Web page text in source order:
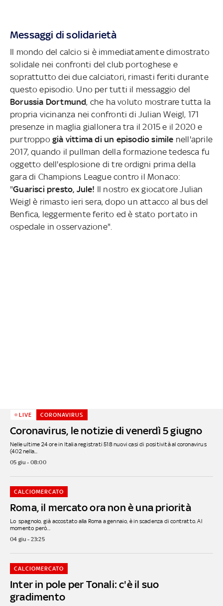
Messaggi di solidarietà
Il mondo del calcio si è immediatamente dimostrato
solidale nei confronti del club portoghese e
soprattutto dei due calciatori, rimasti feriti durante
questo episodio. Uno per tutti il messaggio del
Borussia Dortmund, che ha voluto mostrare tutta la
propria vicinanza nei confronti di Julian Weigl, 171
presenze in maglia giallonera tra il 2015 e il 2020 e
purtroppo già vittima di un episodio simile nell'aprile
2017, quando il pullman della formazione tedesca fu
oggetto dell'esplosione di tre ordigni prima della
gara di Champions League contro il Monaco:
"Guarisci presto, Jule! Il nostro ex giocatore Julian
Weigl è rimasto ieri sera, dopo un attacco al bus del
Benfica, leggermente ferito ed è stato portato in
ospedale in osservazione".
Coronavirus, le notizie di venerdì 5 giugno
LIVE CORONAVIRUS
Nelle ultime 24 ore in Italia registrati 518 nuovi casi di positività al coronavirus
(402 nella...
05 giu - 08:00
Roma, il mercato ora non è una priorità
CALCIOMERCATO
Lo spagnolo, già accostato alla Roma a gennaio, è in scadenza di contratto. Al
momento però...
04 giu - 23:25
Inter in pole per Tonali: c'è il suo
gradimento
CALCIOMERCATO